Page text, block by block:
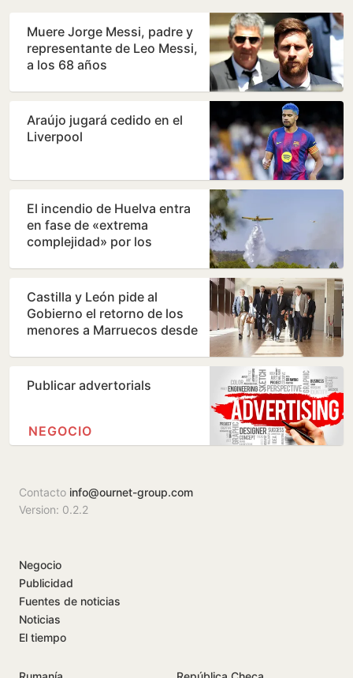
Muere Jorge Messi, padre y
representante de Leo Messi,
a los 68 años
Araújo jugará cedido en el
Liverpool
El incendio de Huelva entra
en fase de «extrema
complejidad» por los
Castilla y León pide al
Gobierno el retorno de los
menores a Marruecos desde
Publicar advertorials
NEGOCIO
Contacto info@ournet-group.com
Version: 0.2.2
Negocio
Publicidad
Fuentes de noticias
Noticias
El tiempo